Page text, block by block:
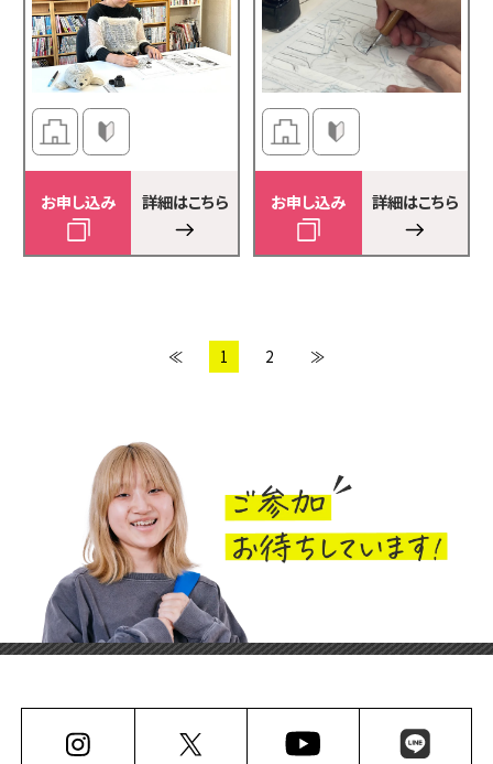
お申し込み 詳細はこちら お申し込み 詳細はこちら
≪ 1 2 ≫